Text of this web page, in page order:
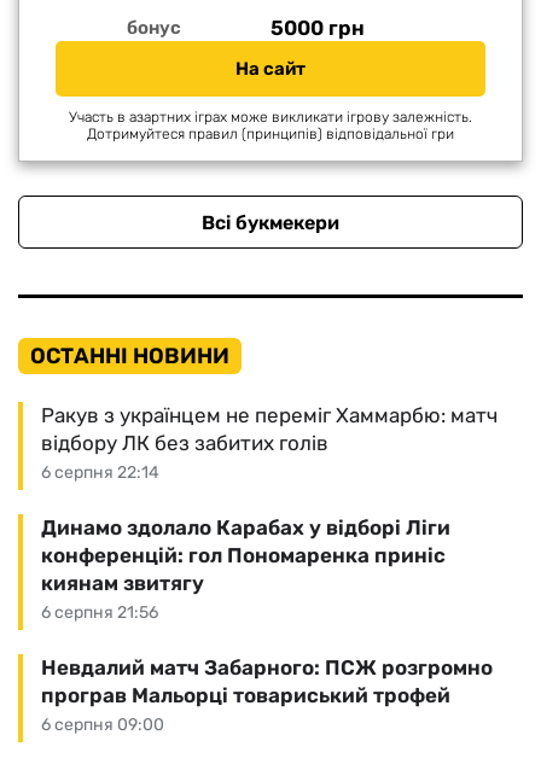
бонус 5000 грн
На сайт
Участь в азартних іграх може викликати ігрову залежність.
Дотримуйтеся правил (принципів) відповідальної гри
Всі букмекери
ОСТАННІ НОВИНИ
6 серпня 22:14
Ракув з українцем не переміг Хаммарбю: матч
відбору ЛК без забитих голів
6 серпня 21:56
Динамо здолало Карабах у відборі Ліги
конференцій: гол Пономаренка приніс
киянам звитягу
6 серпня 09:00
Невдалий матч Забарного: ПСЖ розгромно
програв Мальорці товариський трофей